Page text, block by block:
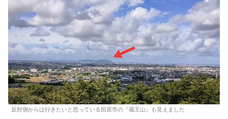
反対側からは行きたいと思っている田原市の『蔵王山』も見えました